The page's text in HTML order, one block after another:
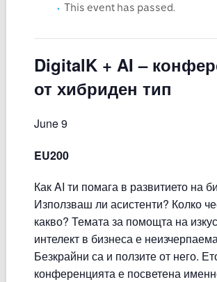
This event has passed.
DigitalK + AI –
от хибриден тип
June 9
EU200
Как AI ти помага в развитието на
Използваш ли асистенти? Колко
какво? Темата за помощта на
интелект в бизнеса е
Безкрайни са и ползите от него.
конференцията е посветена